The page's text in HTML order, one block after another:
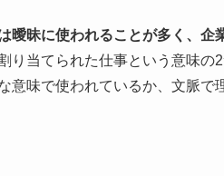
曖昧に使われることが多く、企
り当てられた仕事という意味
意味で使われているか、文脈で